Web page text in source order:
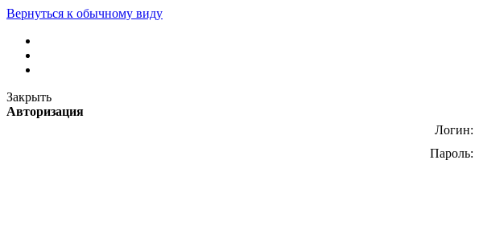
Вернуться к обычному виду
Закрыть
Авторизация
Логин:
Пароль: